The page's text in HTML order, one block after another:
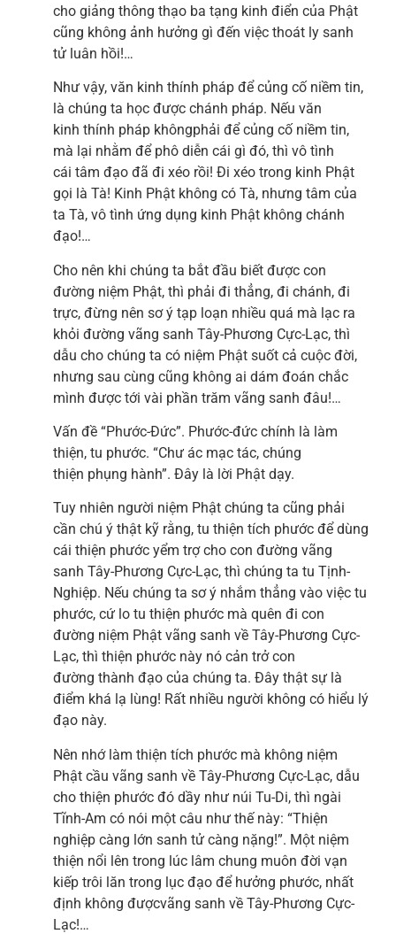
cho giảng thông thạo ba tạng kinh điển của Phật
cũng không ảnh hưởng gì đến việc thoát ly sanh
tử luân hồi!…
Như vậy, văn kinh thính pháp để củng cố niềm tin,
là chúng ta học được chánh pháp. Nếu văn
kinh thính pháp khôngphải để củng cố niềm tin,
mà lại nhằm để phô diễn cái gì đó, thì vô tình
cái tâm đạo đã đi xéo rồi! Đi xéo trong kinh Phật
gọi là Tà! Kinh Phật không có Tà, nhưng tâm của
ta Tà, vô tình ứng dụng kinh Phật không chánh
đạo!…
Cho nên khi chúng ta bắt đầu biết được con
đường niệm Phật, thì phải đi thẳng, đi chánh, đi
trực, đừng nên sơ ý tạp loạn nhiều quá mà lạc ra
khỏi đường vãng sanh Tây-Phương Cực-Lạc, thì
dẫu cho chúng ta có niệm Phật suốt cả cuộc đời,
nhưng sau cùng cũng không ai dám đoán chắc
mình được tới vài phần trăm vãng sanh đâu!…
Vấn đề “Phước-Đức”. Phước-đức chính là làm
thiện, tu phước. “Chư ác mạc tác, chúng
thiện phụng hành”. Đây là lời Phật dạy.
Tuy nhiên người niệm Phật chúng ta cũng phải
cần chú ý thật kỹ rằng, tu thiện tích phước để dùng
cái thiện phước yểm trợ cho con đường vãng
sanh Tây-Phương Cực-Lạc, thì chúng ta tu Tịnh-
Nghiệp. Nếu chúng ta sơ ý nhắm thẳng vào việc tu
phước, cứ lo tu thiện phước mà quên đi con
đường niệm Phật vãng sanh về Tây-Phương Cực-
Lạc, thì thiện phước này nó cản trở con
đường thành đạo của chúng ta. Đây thật sự là
điểm khá lạ lùng! Rất nhiều người không có hiểu lý
đạo này.
Nên nhớ làm thiện tích phước mà không niệm
Phật cầu vãng sanh về Tây-Phương Cực-Lạc, dẫu
cho thiện phước đó dầy như núi Tu-Di, thì ngài
Tĩnh-Am có nói một câu như thế này: “Thiện
nghiệp càng lớn sanh tử càng nặng!”. Một niệm
thiện nổi lên trong lúc lâm chung muôn đời vạn
kiếp trôi lăn trong lục đạo để hưởng phước, nhất
định không đượcvãng sanh về Tây-Phương Cực-
Lạc!…